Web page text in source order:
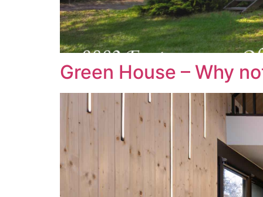
Green House – Why